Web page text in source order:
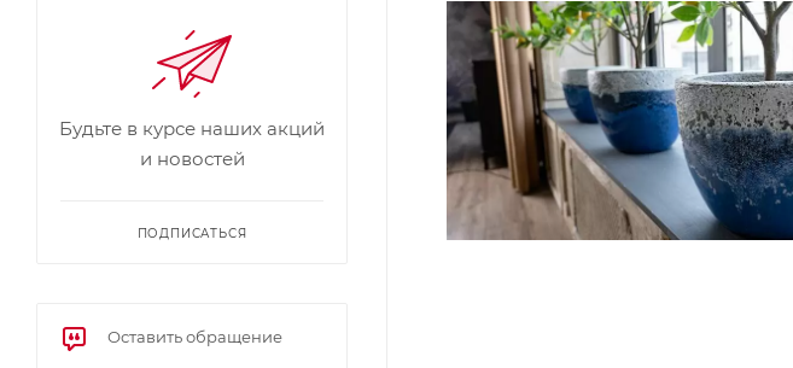
Будьте в курсе наших акций
и новостей
ПОДПИСАТЬСЯ
Оставить обращение